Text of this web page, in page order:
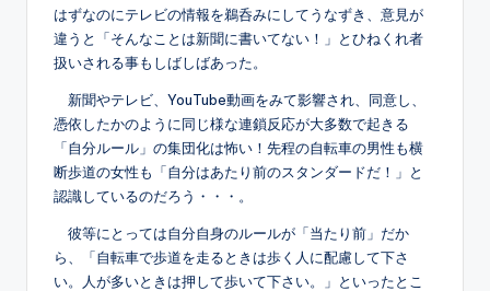
はずなのにテレビの情報を鵜呑みにしてうなずき、意見が
違うと「そんなことは新聞に書いてない！」とひねくれ者
扱いされる事もしばしばあった。
新聞やテレビ、YouTube動画をみて影響され、同意し、
憑依したかのように同じ様な連鎖反応が大多数で起きる
「自分ルール」の集団化は怖い！先程の自転車の男性も横
断歩道の女性も「自分はあたり前のスタンダードだ！」と
認識しているのだろう・・・。
彼等にとっては自分自身のルールが「当たり前」だか
ら、「自転車で歩道を走るときは歩く人に配慮して下さ
い。人が多いときは押して歩いて下さい。」といったとこ